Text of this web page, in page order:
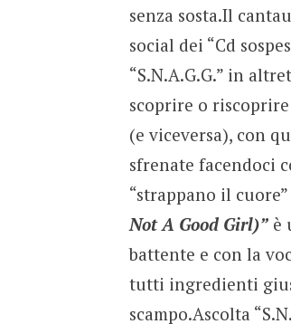
senza sosta.Il
social dei “Cd
“S.N.A.G.G.” in
scoprire o
(e viceversa), con
sfrenate facendoci
“strappano il
Not A Good Girl)”è
battente e con la
tutti ingredienti
scampo.Ascolta